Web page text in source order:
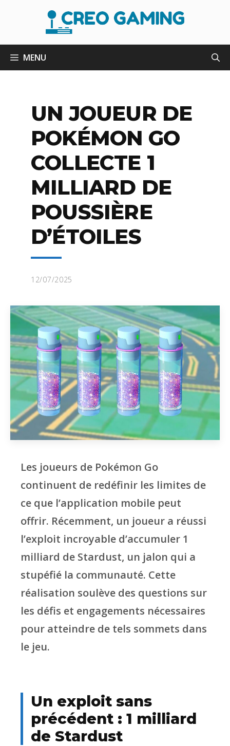
MENU
UN JOUEUR DE
POKÉMON GO
COLLECTE 1
MILLIARD DE
POUSSIÈRE
D’ÉTOILES
12/07/2025
Les joueurs de Pokémon Go
continuent de redéfinir les limites de
ce que l’application mobile peut
offrir. Récemment, un joueur a réussi
l’exploit incroyable d’accumuler 1
milliard de Stardust, un jalon qui a
stupéfié la communauté. Cette
réalisation soulève des questions sur
les défis et engagements nécessaires
pour atteindre de tels sommets dans
le jeu.
Un exploit sans
précédent : 1 milliard
de Stardust